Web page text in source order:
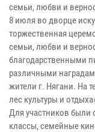
семьи, любви и
8 июля во дворце
торжественная
семьи, любви и
благодарственными
различными
жители г. Нягани. На
лес культуры и
Для участников были
классы, семейные